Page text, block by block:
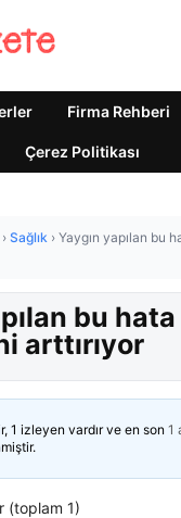
Firma Rehberi
Çerez Politikası
› Sağlık › Yaygın yapılan bu
bu
arttırıyor
1 izleyen vardır ve en son 1
(toplam 1)